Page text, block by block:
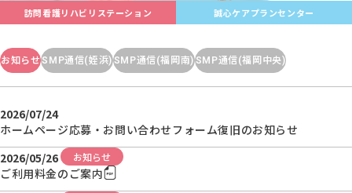
訪問看護リハビリステーション 誠心ケアプランセンター
お知らせSMP通信(姪浜) SMP通信(福岡南) SMP通信(福岡中央)
2026/07/24
ホームページ応募・お問い合わせフォーム復旧のお知らせ
2026/05/26
お知らせ
ご利用料金のご案内